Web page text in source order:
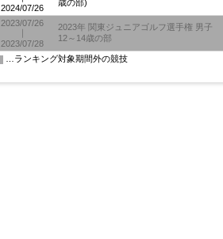
2024/07/26
歳の部)
2023/07/26
｜
2023/07/28
2023年 関東ジュニアゴルフ選手権 男子
12～14歳の部
…ランキング対象期間外の競技